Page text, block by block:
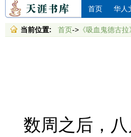
首页 华人
当前位置: 首页-> 《吸血鬼德古拉
数周之后，八